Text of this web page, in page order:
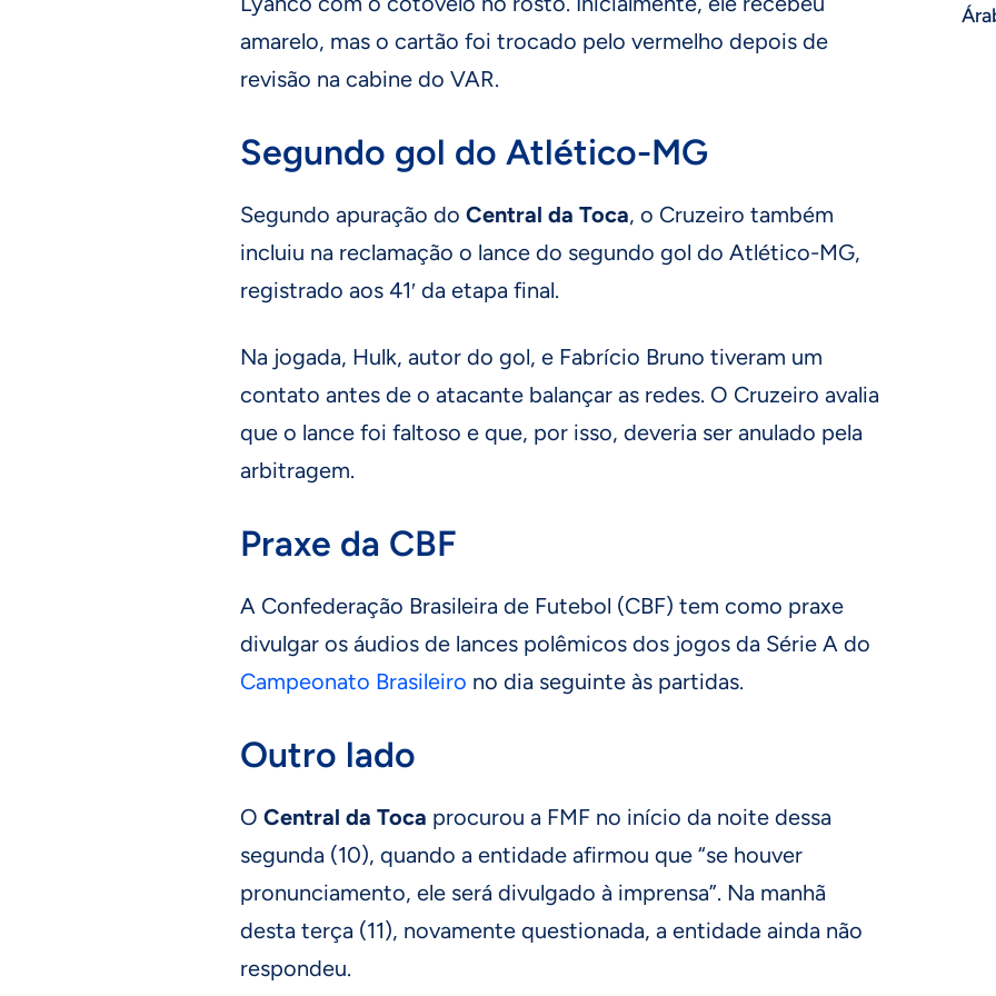
amarelo, mas o cartão foi trocado pelo vermelho depois de
revisão na cabine do VAR.
Segundo gol do Atlético-MG
Segundo apuração do Central da Toca, o Cruzeiro também
incluiu na reclamação o lance do segundo gol do Atlético-MG,
registrado aos 41′ da etapa final.
Na jogada, Hulk, autor do gol, e Fabrício Bruno tiveram um
contato antes de o atacante balançar as redes. O Cruzeiro avalia
que o lance foi faltoso e que, por isso, deveria ser anulado pela
arbitragem.
Praxe da CBF
A Confederação Brasileira de Futebol (CBF) tem como praxe
divulgar os áudios de lances polêmicos dos jogos da Série A do
Campeonato Brasileiro no dia seguinte às partidas.
Outro lado
O Central da Toca procurou a FMF no início da noite dessa
segunda (10), quando a entidade afirmou que “se houver
pronunciamento, ele será divulgado à imprensa”. Na manhã
desta terça (11), novamente questionada, a entidade ainda não
respondeu.